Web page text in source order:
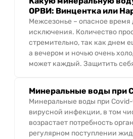
ОРВИ: Винцентка или
Межсезонье – опасное время
исключения. Количество
стремительно, так как днем
а вечером и ночью очень
может каждый. Защитить
Минеральные воды при
Минеральные воды при
вирусной инфекции, в том
возрастает потребность
регулярном поступлении